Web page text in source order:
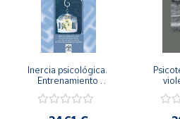
Inercia psicológica.
Entrenamiento
Igualdad de Género.